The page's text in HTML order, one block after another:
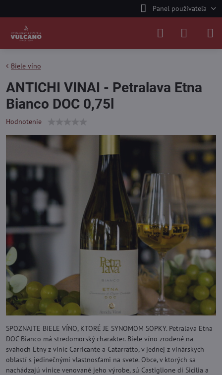
Panel používateľa
Biele víno
ANTICHI VINAI - Petralava Etna
Bianco DOC 0,75l
Hodnotenie
SPOZNAJTE BIELE VÍNO, KTORÉ JE SYNOMOM SOPKY. Petralava Etna
DOC Bianco má stredomorský charakter. Biele víno zrodené na
svahoch Etny z viníc Carricante a Catarratto, v jednej z vinárskych
oblastí s jedinečnými vlastnosťami na svete. Obce, v ktorých sa
nachádzajú vinice venované jeho výrobe, sú Castiglione di Sicilia a